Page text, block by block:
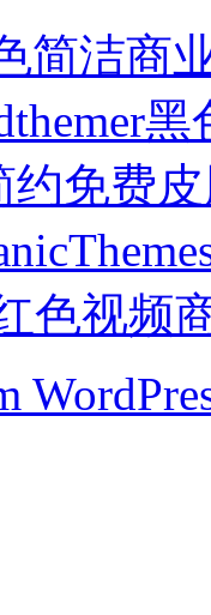
简洁商
约免费
色视频